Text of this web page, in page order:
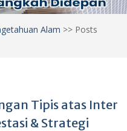
Alam >> Posts
Tipis atas Inter
& Strategi